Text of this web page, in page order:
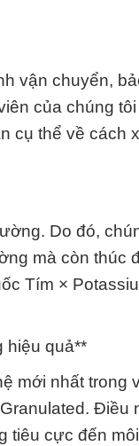
vận chuyển,
của chúng
cụ thể về cách
Do đó,
mà còn thúc
Tím ×
hiệu quả**
mới nhất trong
Điều
tiêu cực đến